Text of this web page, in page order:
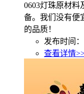
0603灯珠原材料
备。我们没有便
的品质！
发布时间
查看详情